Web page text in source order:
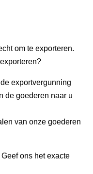
om te exporteren.
exportvergunning
de goederen naar u
van onze goederen
ons het exacte